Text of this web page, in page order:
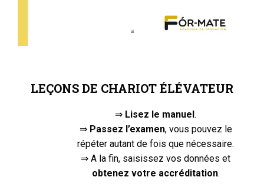
LEÇONS DE CHARIOT ÉLÉVATEUR
⇒ Lisez le manuel .
⇒ Passez l’examen, vous pouvez le
répéter autant de fois que nécessaire.
⇒ A la fin, saisissez vos données et
obtenez votre accréditation.